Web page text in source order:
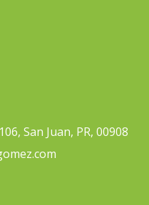
San Juan, PR, 00908